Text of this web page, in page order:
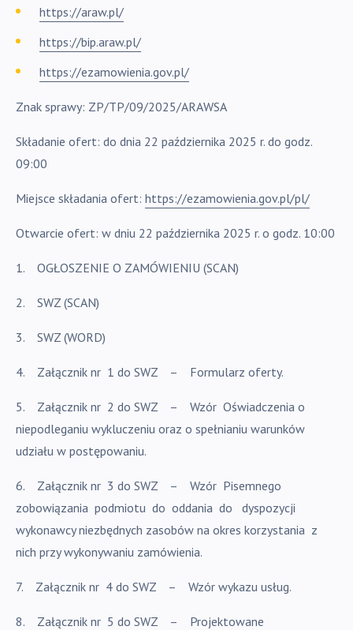
https://araw.pl/
https://bip.araw.pl/
https://ezamowienia.gov.pl/
Znak sprawy: ZP/TP/09/2025/ARAWSA
Składanie ofert: do dnia 22 października 2025 r. do godz.
09:00
Miejsce składania ofert: https://ezamowienia.gov.pl/pl/
Otwarcie ofert: w dniu 22 października 2025 r. o godz. 10:00
1. OGŁOSZENIE O ZAMÓWIENIU (SCAN)
2. SWZ (SCAN)
3. SWZ (WORD)
4. Załącznik nr 1 do SWZ – Formularz oferty.
5. Załącznik nr 2 do SWZ – Wzór Oświadczenia o
niepodleganiu wykluczeniu oraz o spełnianiu warunków
udziału w postępowaniu.
6. Załącznik nr 3 do SWZ – Wzór Pisemnego
zobowiązania podmiotu do oddania do dyspozycji
wykonawcy niezbędnych zasobów na okres korzystania z
nich przy wykonywaniu zamówienia.
7. Załącznik nr 4 do SWZ – Wzór wykazu usług.
8. Załącznik nr 5 do SWZ – Projektowane